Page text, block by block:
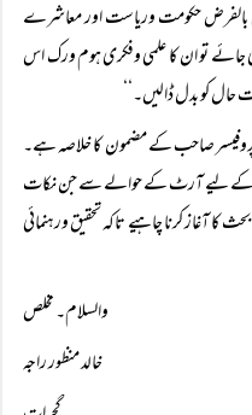
بالفرض حکومت وریاست اور معاشرے
جائے تو ان کا علمی وفکری ہوم ورک اس
کو بدل ڈالیں۔‘‘
صاحب کے مضمون کا خلاصہ ہے۔
کے لیے آرٹ کے حوالے سے جن نکات
کا آغاز کرنا چاہیے تاکہ تحقیق ورہنمائی
والسلام۔ مخلص
خالد منظور راجہ